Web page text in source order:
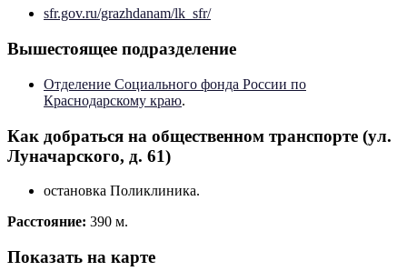
sfr.gov.ru/grazhdanam/lk_sfr/
Вышестоящее подразделение
Отделение Социального фонда России по
Краснодарскому краю.
Как добраться на общественном транспорте (ул.
Луначарского, д. 61)
остановка Поликлиника.
Расстояние: 390 м.
Показать на карте